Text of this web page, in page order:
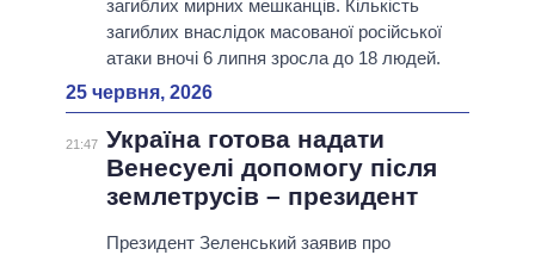
загиблих мирних мешканців. Кількість
загиблих внаслідок масованої російської
атаки вночі 6 липня зросла до 18 людей.
25 червня, 2026
21:47 Україна готова надати
Венесуелі допомогу після
землетрусів – президент
Президент Зеленський заявив про